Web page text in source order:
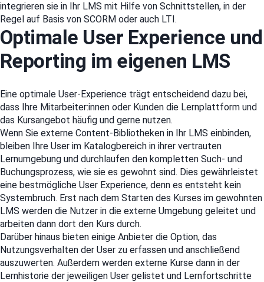
integrieren sie in Ihr LMS mit Hilfe von Schnittstellen, in der
Regel auf Basis von SCORM oder auch LTI.
Optimale User Experience und
Reporting im eigenen LMS
Eine optimale User-Experience trägt entscheidend dazu bei,
dass Ihre Mitarbeiter:innen oder Kunden die Lernplattform und
das Kursangebot häufig und gerne nutzen.
Wenn Sie externe Content-Bibliotheken in Ihr LMS einbinden,
bleiben Ihre User im Katalogbereich in ihrer vertrauten
Lernumgebung und durchlaufen den kompletten Such- und
Buchungsprozess, wie sie es gewohnt sind. Dies gewährleistet
eine bestmögliche User Experience, denn es entsteht kein
Systembruch. Erst nach dem Starten des Kurses im gewohnten
LMS werden die Nutzer in die externe Umgebung geleitet und
arbeiten dann dort den Kurs durch.
Darüber hinaus bieten einige Anbieter die Option, das
Nutzungsverhalten der User zu erfassen und anschließend
auszuwerten. Außerdem werden externe Kurse dann in der
Lernhistorie der jeweiligen User gelistet und Lernfortschritte